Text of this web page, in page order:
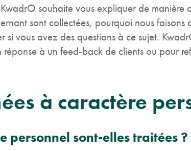
souhaite vous expliquer de manière
sont collectées, pourquoi nous faisons
si vous avez des questions à ce sujet.
à un feed-back de clients ou pour
à caractère
personnel sont-elles traitées ?